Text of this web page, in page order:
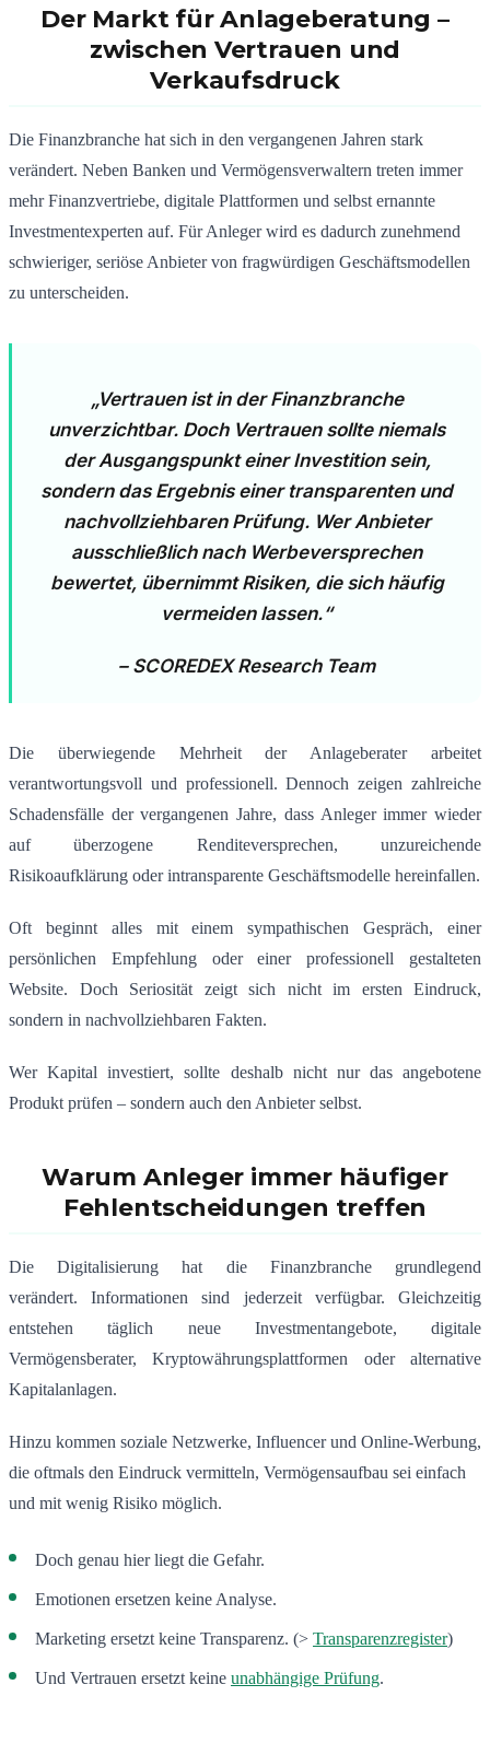
Der Markt für Anlageberatung –
zwischen Vertrauen und
Verkaufsdruck
Die Finanzbranche hat sich in den vergangenen Jahren stark
verändert. Neben Banken und Vermögensverwaltern treten immer
mehr Finanzvertriebe, digitale Plattformen und selbst ernannte
Investmentexperten auf. Für Anleger wird es dadurch zunehmend
schwieriger, seriöse Anbieter von fragwürdigen Geschäftsmodellen
zu unterscheiden.
„Vertrauen ist in der Finanzbranche
unverzichtbar. Doch Vertrauen sollte niemals
der Ausgangspunkt einer Investition sein,
sondern das Ergebnis einer transparenten und
nachvollziehbaren Prüfung. Wer Anbieter
ausschließlich nach Werbeversprechen
bewertet, übernimmt Risiken, die sich häufig
vermeiden lassen.“
– SCOREDEX Research Team
Die überwiegende Mehrheit der Anlageberater arbeitet
verantwortungsvoll und professionell. Dennoch zeigen zahlreiche
Schadensfälle der vergangenen Jahre, dass Anleger immer wieder
auf überzogene Renditeversprechen, unzureichende
Risikoaufklärung oder intransparente Geschäftsmodelle hereinfallen.
Oft beginnt alles mit einem sympathischen Gespräch, einer
persönlichen Empfehlung oder einer professionell gestalteten
Website. Doch Seriosität zeigt sich nicht im ersten Eindruck,
sondern in nachvollziehbaren Fakten.
Wer Kapital investiert, sollte deshalb nicht nur das angebotene
Produkt prüfen – sondern auch den Anbieter selbst.
Warum Anleger immer häufiger
Fehlentscheidungen treffen
Die Digitalisierung hat die Finanzbranche grundlegend
verändert. Informationen sind jederzeit verfügbar. Gleichzeitig
entstehen täglich neue Investmentangebote, digitale
Vermögensberater, Kryptowährungsplattformen oder alternative
Kapitalanlagen.
Hinzu kommen soziale Netzwerke, Influencer und Online-Werbung,
die oftmals den Eindruck vermitteln, Vermögensaufbau sei einfach
und mit wenig Risiko möglich.
Doch genau hier liegt die Gefahr.
Emotionen ersetzen keine Analyse.
Marketing ersetzt keine Transparenz. (> Transparenzregister)
Und Vertrauen ersetzt keine unabhängige Prüfung.